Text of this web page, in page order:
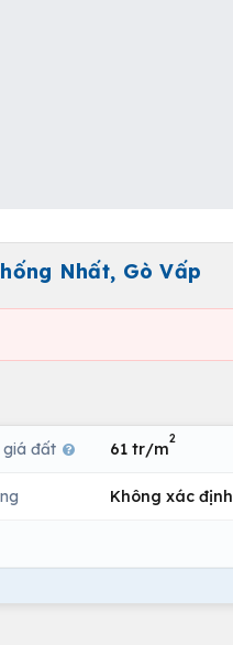
Nhất, Gò Vấp
đất 61 tr/m
2
Không xác định